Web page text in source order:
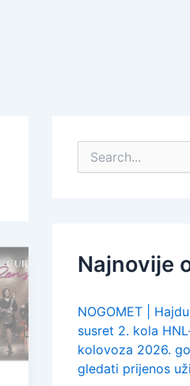
o
rNajnovije
NOGOMET |
susret 2. kola
kolovoza 2026.
gledati prijenos